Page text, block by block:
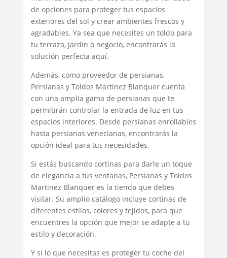
de opciones para proteger tus espacios
exteriores del sol y crear ambientes frescos y
agradables. Ya sea que necesites un toldo para
tu terraza, jardín o negocio, encontrarás la
solución perfecta aquí.
Además, como proveedor de persianas,
Persianas y Toldos Martinez Blanquer cuenta
con una amplia gama de persianas que te
permitirán controlar la entrada de luz en tus
espacios interiores. Desde persianas enrollables
hasta persianas venecianas, encontrarás la
opción ideal para tus necesidades.
Si estás buscando cortinas para darle un toque
de elegancia a tus ventanas, Persianas y Toldos
Martinez Blanquer es la tienda que debes
visitar. Su amplio catálogo incluye cortinas de
diferentes estilos, colores y tejidos, para que
encuentres la opción que mejor se adapte a tu
estilo y decoración.
Y si lo que necesitas es proteger tu coche del